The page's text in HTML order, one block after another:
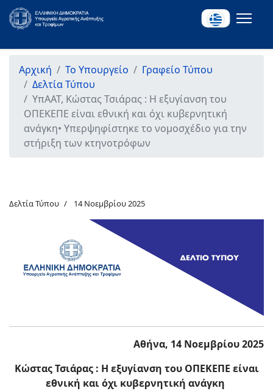
Αρχική Το Υπουργείο
Γραφείο Τύπου
Δελτία Τύπου
ΥπΑΑΤ, Κώστας Τσιάρας : Η εξυγίανση του
ΟΠΕΚΕΠΕ είναι εθνική και όχι κυβερνητική
ανάγκη• Υπερψηφίστηκε το νομοσχέδιο για την
στήριξη των κτηνοτρόφων
Δελτία Τύπου 14 Νοεμβρίου 2025
Αθήνα, 14 Νοεμβρίου 2025
Κώστας Τσιάρας : Η εξυγίανση του ΟΠΕΚΕΠΕ είναι
εθνική και όχι κυβερνητική ανάγκη